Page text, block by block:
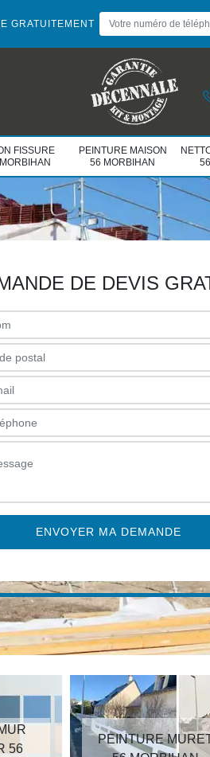
GRATUITEMENT
FISSURE
PEINTURE MAISON
56 MORBIHAN
DE DEVIS
56
PEINTURE